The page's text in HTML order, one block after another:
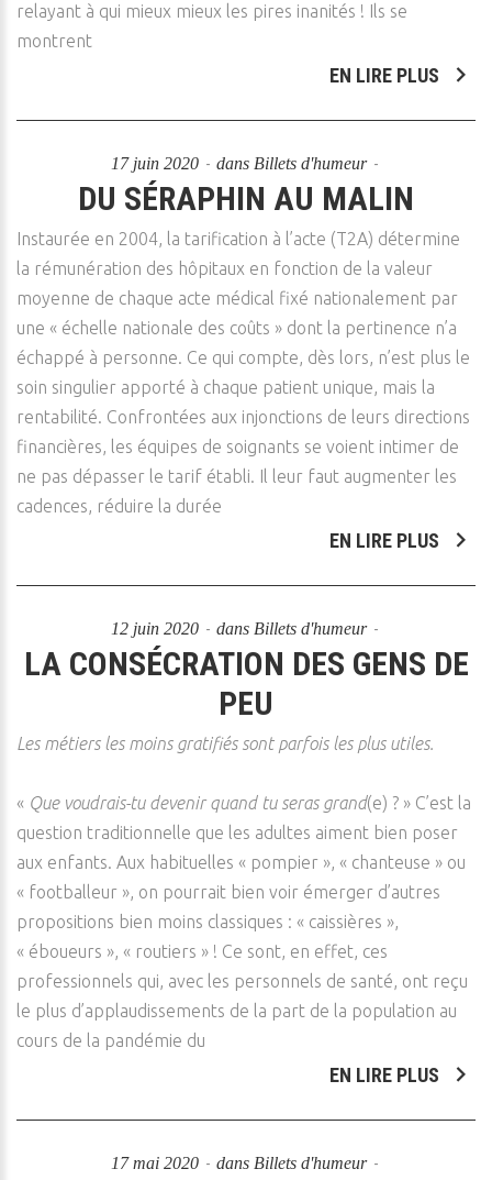
relayant à qui mieux mieux les pires inanités ! Ils se
montrent
EN LIRE PLUS
17 juin 2020 dans Billets d'humeur
DU SÉRAPHIN AU MALIN
Instaurée en 2004, la tarification à l’acte (T2A) détermine
la rémunération des hôpitaux en fonction de la valeur
moyenne de chaque acte médical fixé nationalement par
une « échelle nationale des coûts » dont la pertinence n’a
échappé à personne. Ce qui compte, dès lors, n’est plus le
soin singulier apporté à chaque patient unique, mais la
rentabilité. Confrontées aux injonctions de leurs directions
financières, les équipes de soignants se voient intimer de
ne pas dépasser le tarif établi. Il leur faut augmenter les
cadences, réduire la durée
EN LIRE PLUS
12 juin 2020 dans Billets d'humeur
LA CONSÉCRATION DES GENS DE
PEU
Les métiers les moins gratifiés sont parfois les plus utiles.
« Que voudrais-tu devenir quand tu seras grand(e) ? » C’est la
question traditionnelle que les adultes aiment bien poser
aux enfants. Aux habituelles « pompier », « chanteuse » ou
« footballeur », on pourrait bien voir émerger d’autres
propositions bien moins classiques : « caissières »,
« éboueurs », « routiers » ! Ce sont, en effet, ces
professionnels qui, avec les personnels de santé, ont reçu
le plus d’applaudissements de la part de la population au
cours de la pandémie du
EN LIRE PLUS
17 mai 2020 dans Billets d'humeur